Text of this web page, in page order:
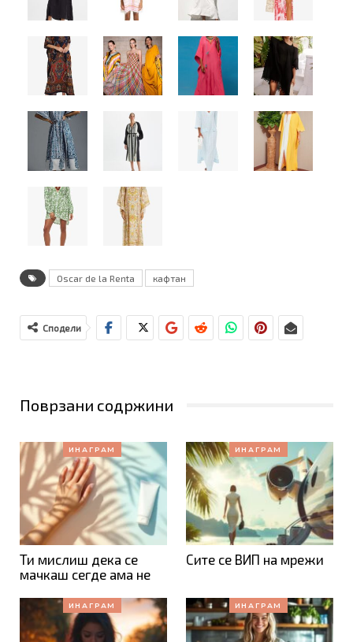
Oscar de la Renta кафтан
Сподели
Поврзани содржини
ИНАГРАМ
Ти мислиш дека се
мачкаш сегде ама не
ИНАГРАМ
Сите се ВИП на мрежи
ИНАГРАМ ИНАГРАМ